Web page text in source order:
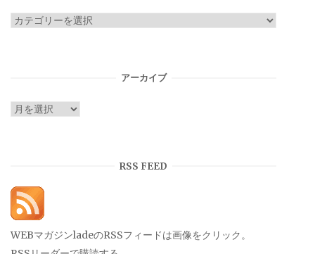
カ
アーカイブ
ア
RSS FEED
WEBマガジンladeのRSSフィードは画像をクリック。